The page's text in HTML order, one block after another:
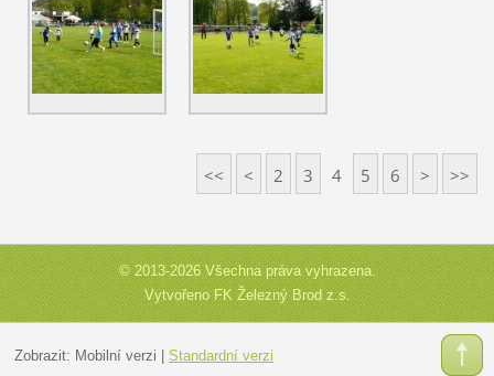
<< < 2 3 4 5 6 > >>
© 2013-2026 Všechna práva vyhrazena.
Vytvořeno FK Železný Brod z.s.
Zobrazit: Mobilní verzi Standardní verzi